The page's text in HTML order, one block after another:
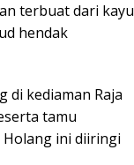
terbuat dari kayu
hendak
di kediaman Raja
tamu
Holang ini diiringi